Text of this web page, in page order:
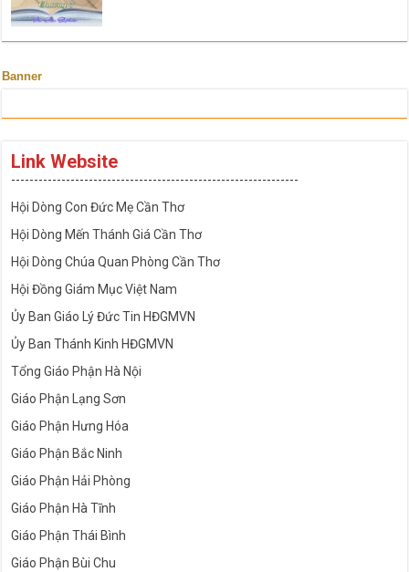
Banner
Link Website
---------------------------------------------------------------
Hội Dòng Con Đức Mẹ Cần Thơ
Hội Dòng Mến Thánh Giá Cần Thơ
Hội Dòng Chúa Quan Phòng Cần Thơ
Hội Đồng Giám Mục Việt Nam
Ủy Ban Giáo Lý Đức Tin HĐGMVN
Ủy Ban Thánh Kinh HĐGMVN
Tổng Giáo Phận Hà Nội
Giáo Phận Lạng Sơn
Giáo Phận Hưng Hóa
Giáo Phận Bắc Ninh
Giáo Phận Hải Phòng
Giáo Phận Hà Tĩnh
Giáo Phận Thái Bình
Giáo Phận Bùi Chu